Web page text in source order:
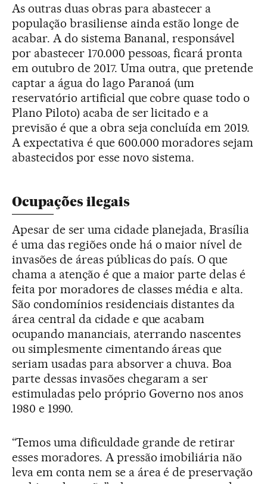
As outras duas obras para abastecer a
população brasiliense ainda estão longe de
acabar. A do sistema Bananal, responsável
por abastecer 170.000 pessoas, ficará pronta
em outubro de 2017. Uma outra, que pretende
captar a água do lago Paranoá (um
reservatório artificial que cobre quase todo o
Plano Piloto) acaba de ser licitado e a
previsão é que a obra seja concluída em 2019.
A expectativa é que 600.000 moradores sejam
abastecidos por esse novo sistema.
Ocupações ilegais
Apesar de ser uma cidade planejada, Brasília
é uma das regiões onde há o maior nível de
invasões de áreas públicas do país. O que
chama a atenção é que a maior parte delas é
feita por moradores de classes média e alta.
São condomínios residenciais distantes da
área central da cidade e que acabam
ocupando mananciais, aterrando nascentes
ou simplesmente cimentando áreas que
seriam usadas para absorver a chuva. Boa
parte dessas invasões chegaram a ser
estimuladas pelo próprio Governo nos anos
1980 e 1990.
“Temos uma dificuldade grande de retirar
esses moradores. A pressão imobiliária não
leva em conta nem se a área é de preservação